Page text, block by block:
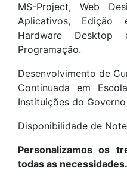
MS-Project, Web
Aplicativos,
Hardware
Programação.
Desenvolvimento de
Continuada em
Instituições do
Disponibilidade de
Personalizamos os
todas as necessidades.